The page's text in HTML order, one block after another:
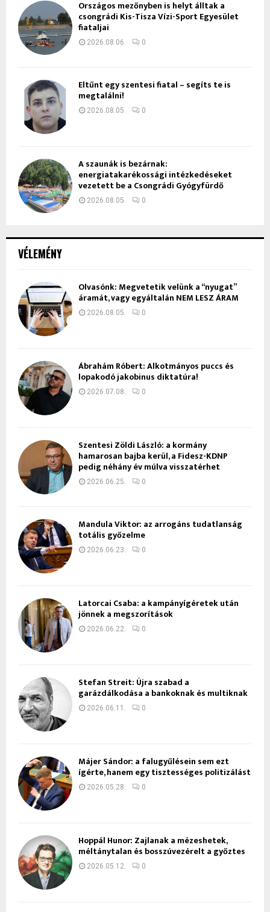
VÉLEMÉNY
Olvasónk: Megvetetik velünk a “nyugat”
áramát, vagy egyáltalán NEM LESZ ÁRAM
2026.08.05. 0
Ábrahám Róbert: Alkotmányos puccs és
lopakodó jakobinus diktatúra!
2026.07.08. 0
Szentesi Zöldi László: a kormány
hamarosan bajba kerül, a Fidesz-KDNP
pedig néhány év múlva visszatérhet
2026.06.25. 0
Mandula Viktor: az arrogáns tudatlanság
totális győzelme
2026.06.23. 0
Latorcai Csaba: a kampányígéretek után
jönnek a megszorítások
2026.06.22. 0
Stefan Streit: Újra szabad a
garázdálkodása a bankoknak és multiknak
2026.06.11. 0
Májer Sándor: a falugyűlésein sem ezt
ígérte, hanem egy tisztességes politizálást
2026.05.28. 0
Hoppál Hunor: Zajlanak a mézeshetek,
méltánytalan és bosszúvezérelt a győztes
2026.05.12. 0
Országos mezőnyben is helyt álltak a
csongrádi Kis-Tisza Vízi-Sport Egyesület
fiataljai
2026.08.06. 0
Eltűnt egy szentesi fiatal – segíts te is
megtalálni!
2026.08.05. 0
A szaunák is bezárnak:
energiatakarékossági intézkedéseket
vezetett be a Csongrádi Gyógyfürdő
2026.08.05. 0